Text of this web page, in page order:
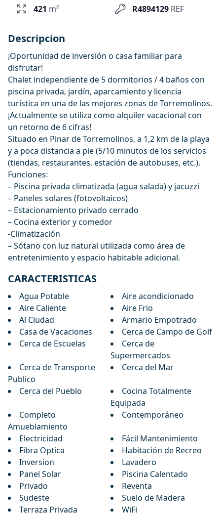
R4894129 REF
421 m²
Descripcion
¡Oportunidad de inversión o casa familiar para
disfrutar!
Chalet independiente de 5 dormitorios / 4 baños con
piscina privada, jardín, aparcamiento y licencia
turística en una de las mejores zonas de Torremolinos.
¡Actualmente se utiliza como alquiler vacacional con
un retorno de 6 cifras!
Situado en Pinar de Torremolinos, a 1,2 km de la playa
y a poca distancia a pie (5/10 minutos de los servicios
(tiendas, restaurantes, estación de autobuses, etc.).
Funciones:
– Piscina privada climatizada (agua salada) y jacuzzi
– Paneles solares (fotovoltaicos)
– Estacionamiento privado cerrado
– Cocina exterior y comedor
-Climatización
– Sótano con luz natural utilizada como área de
entretenimiento y espacio habitable adicional.
CARACTERISTICAS
Agua Potable
Aire acondicionado
Aire Caliente
Aire Frio
Al Ciudad
Armario Empotrado
Casa de Vacaciones
Cerca de Campo de Golf
Cerca de Escuelas
Cerca de
Supermercados
Cerca de Transporte
Publico
Cerca del Mar
Cerca del Pueblo
Cocina Totalmente
Equipada
Completo
Amueblamiento
Contemporáneo
Electricidad
Fácil Mantenimiento
Fibra Optica
Habitación de Recreo
Inversion
Lavadero
Panel Solar
Piscina Calentado
Privado
Reventa
Sudeste
Suelo de Madera
Terraza Privada
WiFi